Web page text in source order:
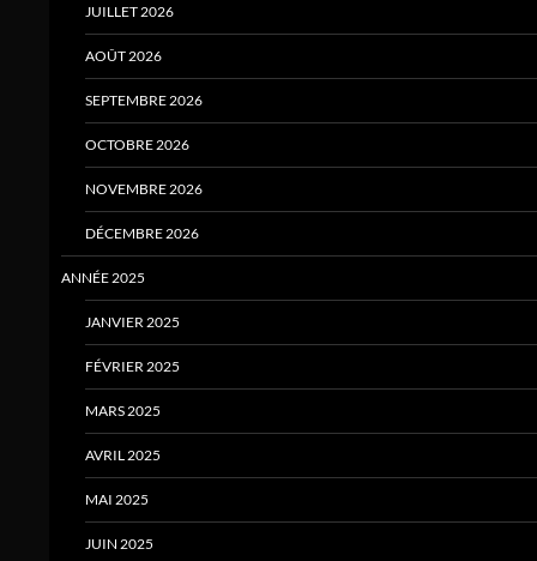
JUILLET 2026
AOÛT 2026
SEPTEMBRE 2026
OCTOBRE 2026
NOVEMBRE 2026
DÉCEMBRE 2026
ANNÉE 2025
JANVIER 2025
FÉVRIER 2025
MARS 2025
AVRIL 2025
MAI 2025
JUIN 2025